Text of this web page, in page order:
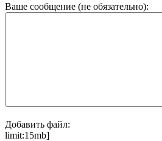
Ваше сообщение (не обязательно):
Добавить файл:
limit:15mb]